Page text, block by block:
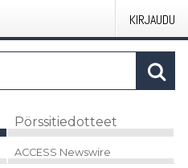
KIRJAUDU
Pörssitiedotteet
ACCESS Newswire